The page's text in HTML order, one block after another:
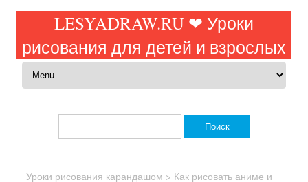
LESYADRAW.RU ❤ Уроки
рисования для детей и взрослых
Перейти к содержимому
Уроки рисования карандашом > Как рисовать аниме и